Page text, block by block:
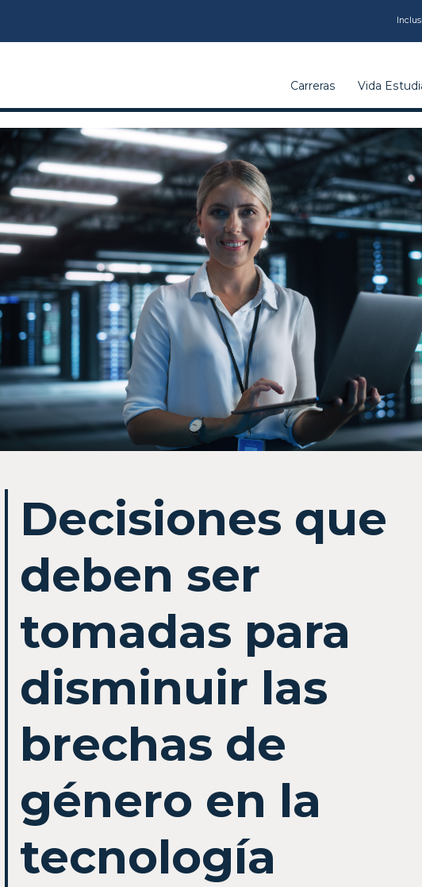
Carreras Vida
ESTUDIANTIL
INSTITUCIÓN
CALIDAD
VCM
EDUCACIÓN
CONTINUA
Decisiones que
deben ser
tomadas para
disminuir las
brechas de
género en la
tecnología